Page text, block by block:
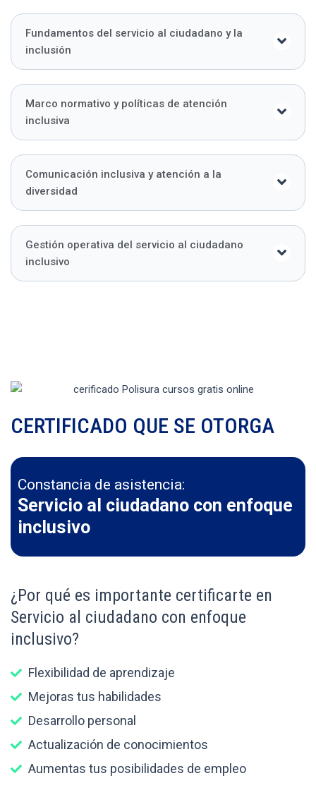
Fundamentos del servicio al ciudadano y la
inclusión
Marco normativo y políticas de atención
inclusiva
Comunicación inclusiva y atención a la
diversidad
Gestión operativa del servicio al ciudadano
inclusivo
CERTIFICADO QUE SE OTORGA
Constancia de asistencia:
Servicio al ciudadano con enfoque
inclusivo
¿Por qué es importante certificarte en
Servicio al ciudadano con enfoque
inclusivo?
Flexibilidad de aprendizaje
Mejoras tus habilidades
Desarrollo personal
Actualización de conocimientos
Aumentas tus posibilidades de empleo